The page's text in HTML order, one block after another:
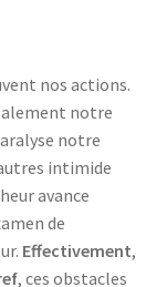
nos actions.
notre
notre
intimide
avance
de
Effectivement,
, ces obstacles